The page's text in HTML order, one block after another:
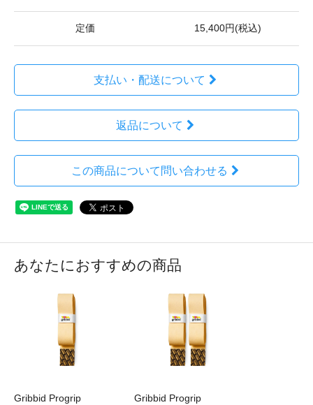
定価 15,400円(税込)
支払い・配送について
返品について
この商品について問い合わせる
あなたにおすすめの商品
Gribbid Progrip
Gribbid Progrip